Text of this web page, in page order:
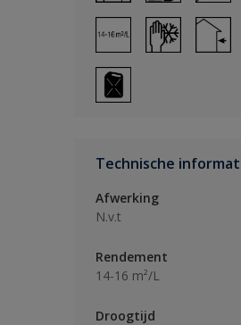
Technische
Afwerking
N.v.t
Rendement
14-16 m²/L
Droogtijd